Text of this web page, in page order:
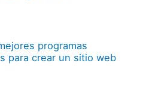
programas
para crear un sitio web